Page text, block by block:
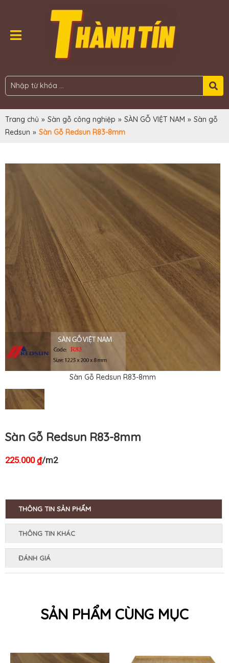
Trang chủ » Sàn gỗ công nghiệp » SÀN GỖ VIỆT NAM » Sàn gỗ
Redsun » Sàn Gỗ Redsun R83-8mm
Sàn Gỗ Redsun R83-8mm
Sàn Gỗ Redsun R83-8mm
225.000₫/m2
THÔNG TIN SẢN PHẨM
THÔNG TIN KHÁC
ĐÁNH GIÁ
SẢN PHẨM CÙNG MỤC